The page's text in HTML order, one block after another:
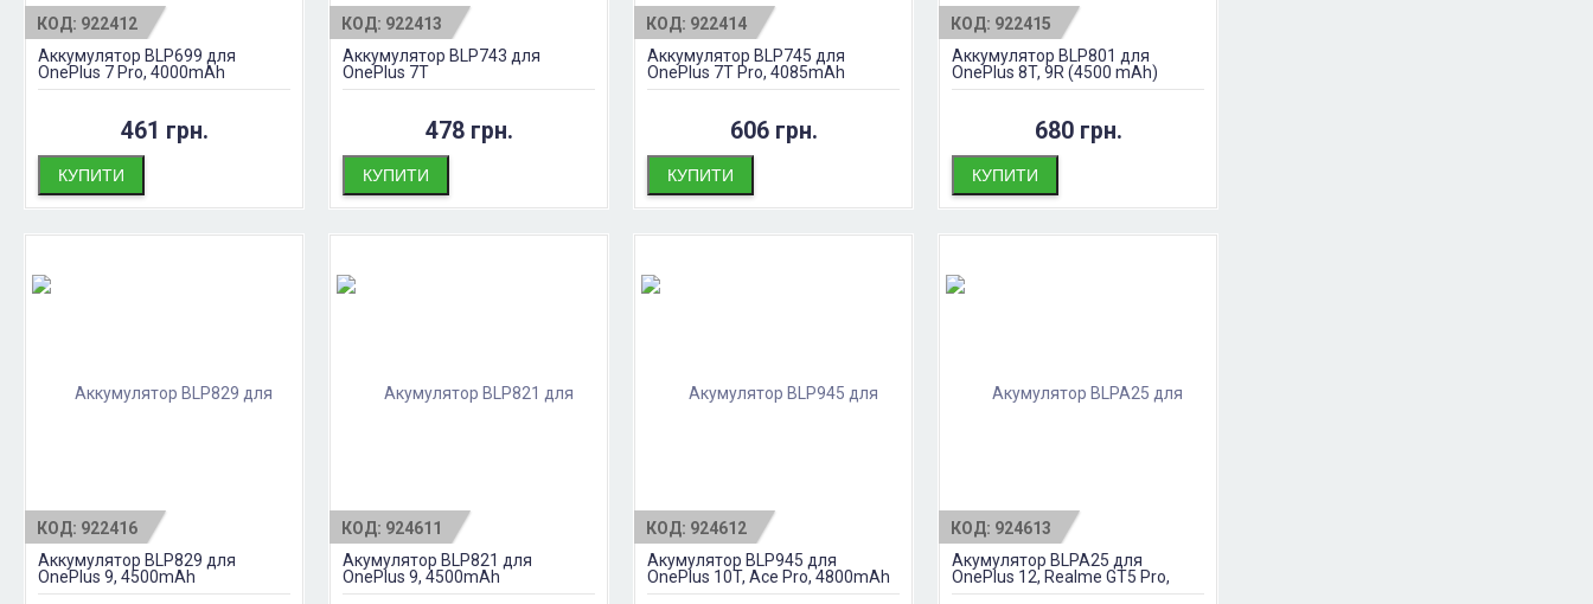
КОД: 922412
Аккумулятор BLP699 для
OnePlus 7 Pro, 4000mAh
461 грн.
КУПИТИ
КОД: 922413
Аккумулятор BLP743 для
OnePlus 7T
478 грн.
КУПИТИ
КОД: 922414
Аккумулятор BLP745 для
OnePlus 7T Pro, 4085mAh
606 грн.
КУПИТИ
КОД: 922415
Аккумулятор BLP801 для
OnePlus 8T, 9R (4500 mAh)
680 грн.
КУПИТИ
КОД: 922416
Аккумулятор BLP829 для
OnePlus 9, 4500mAh
КОД: 924611
Акумулятор BLP821 для
OnePlus 9, 4500mAh
КОД: 924612
Акумулятор BLP945 для
OnePlus 10T, Ace Pro, 4800mAh
КОД: 924613
Акумулятор BLPA25 для
OnePlus 12, Realme GT5 Pro,
5400mAh